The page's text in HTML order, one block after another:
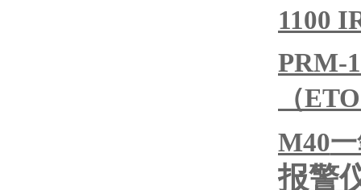
1100
PRM-
（
M40
报警